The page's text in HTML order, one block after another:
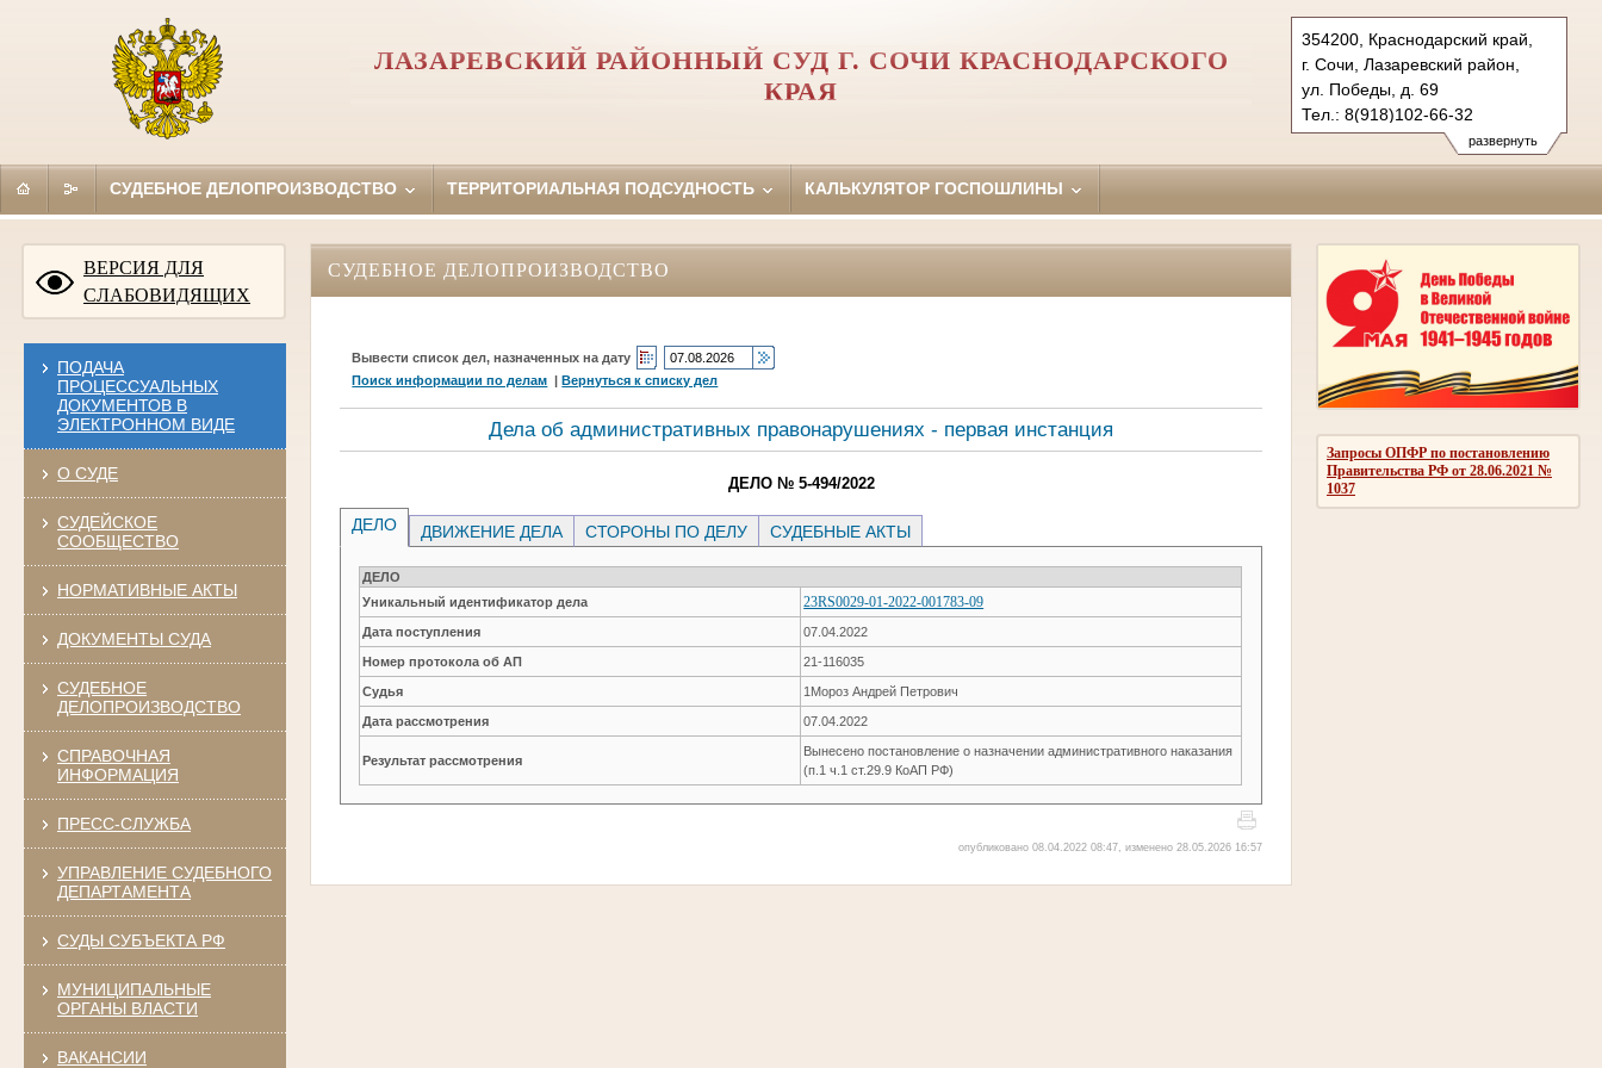
развернуть
354200, Краснодарский край,
г. Сочи, Лазаревский район,
ул. Победы, д. 69
Тел.: 8(918)102-66-32
sochi-lazarevsky.krd@sudrf.ru
ЛАЗАРЕВСКИЙ РАЙОННЫЙ СУД Г. СОЧИ КРАСНОДАРСКОГО
КРАЯ
СУДЕБНОЕ ДЕЛОПРОИЗВОДСТВО ТЕРРИТОРИАЛЬНАЯ ПОДСУДНОСТЬ КАЛЬКУЛЯТОР ГОСПОШЛИНЫ
ВЕРСИЯ ДЛЯ
СЛАБОВИДЯЩИХ
ПОДАЧА
ПРОЦЕССУАЛЬНЫХ
ДОКУМЕНТОВ В
ЭЛЕКТРОННОМ ВИДЕ
О СУДЕ
СУДЕЙСКОЕ
СООБЩЕСТВО
НОРМАТИВНЫЕ АКТЫ
ДОКУМЕНТЫ СУДА
СУДЕБНОЕ
ДЕЛОПРОИЗВОДСТВО
СПРАВОЧНАЯ
ИНФОРМАЦИЯ
ПРЕСС-СЛУЖБА
УПРАВЛЕНИЕ СУДЕБНОГО
ДЕПАРТАМЕНТА
СУДЫ СУБЪЕКТА РФ
МУНИЦИПАЛЬНЫЕ
ОРГАНЫ ВЛАСТИ
ВАКАНСИИ
Запросы ОПФР по постановлению
Правительства РФ от 28.06.2021 №
1037
СУДЕБНОЕ ДЕЛОПРОИЗВОДСТВО
Вывести список дел, назначенных на дату
Поиск информации по делам |Вернуться к списку дел
Дела об административных правонарушениях - первая инстанция
ДЕЛО № 5-494/2022
ДЕЛО ДВИЖЕНИЕ ДЕЛА СТОРОНЫ ПО ДЕЛУ СУДЕБНЫЕ АКТЫ
ДЕЛО
Уникальный идентификатор дела
23RS0029-01-2022-001783-09
Дата поступления 07.04.2022
Номер протокола об АП 21-116035
Судья 1Мороз Андрей Петрович
Дата рассмотрения 07.04.2022
Результат рассмотрения
Вынесено постановление о назначении административного наказания
(п.1 ч.1 ст.29.9 КоАП РФ)
опубликовано 08.04.2022 08:47, изменено 28.05.2026 16:57